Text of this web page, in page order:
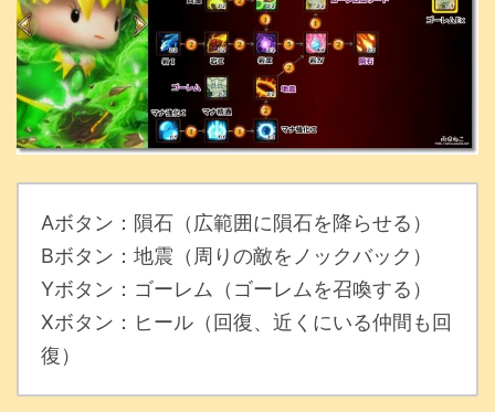
Aボタン：隕石（広範囲に隕石を降らせる）
Bボタン：地震（周りの敵をノックバック）
Yボタン：ゴーレム（ゴーレムを召喚する）
Xボタン：ヒール（回復、近くにいる仲間も回
復）